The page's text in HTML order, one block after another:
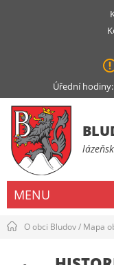
Úřední hodiny:
MENU
O obci Bludov/ Mapa